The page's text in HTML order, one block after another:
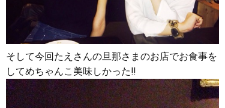
そして今回たえさんの旦那さまのお店でお食事を
してめちゃんこ美味しかった‼︎